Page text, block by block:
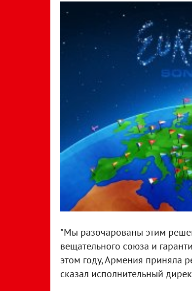
"Мы разочарованы этим
вещательного союза и
этом году, Армения приняла
сказал исполнительный